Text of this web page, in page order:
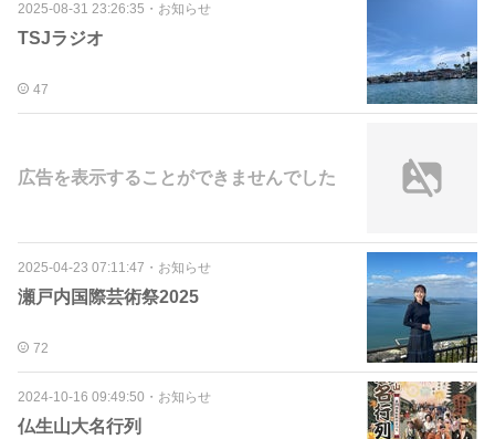
2025-08-31 23:26:35 ・ お知らせ
TSJラジオ
47
広告を表示することができませんでした
2025-04-23 07:11:47 ・ お知らせ
瀬戸内国際芸術祭2025
72
2024-10-16 09:49:50 ・ お知らせ
仏生山大名行列